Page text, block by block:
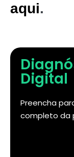
aqui.
Digital
Preencha
completo da